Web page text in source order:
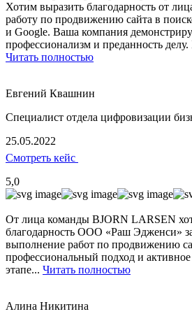
Хотим выразить благодарность от
работу по продвижению сайта в
и Google. Ваша компания
профессионализм и преданность
Читать полностью
Евгений Квашнин
Специалист отдела цифровизации
25.05.2022
Смотреть кейс
5,0
От лица команды BJORN LARSEN
благодарность ООО «Раш Эдженси»
выполнение работ по продвижению
профессиональный подход и
этапе... Читать полностью
Алина Никитина